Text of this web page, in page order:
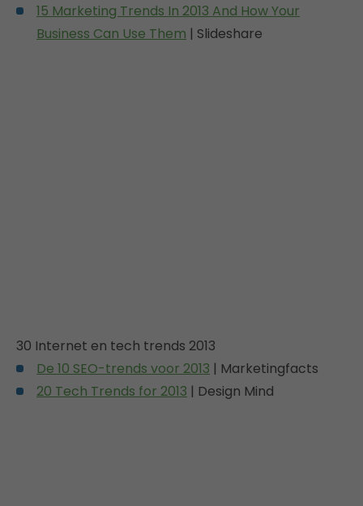
15 Marketing Trends In 2013 And How Your
Business Can Use Them | Slideshare
30 Internet en tech trends 2013
De 10 SEO-trends voor 2013 | Marketingfacts
20 Tech Trends for 2013 | Design Mind